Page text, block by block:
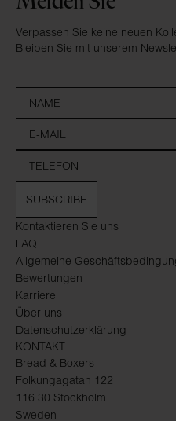
Kontaktieren Sie uns
FAQ
Allgemeine
Bewertungen
Karriere
Über uns
Datenschutzerklärung
KONTAKT
Bread & Boxers
Folkungagatan 122
116 30 Stockholm
Sweden
Verpassen Sie keine neuen
Bleiben Sie mit unserem
SUBSCRIBE